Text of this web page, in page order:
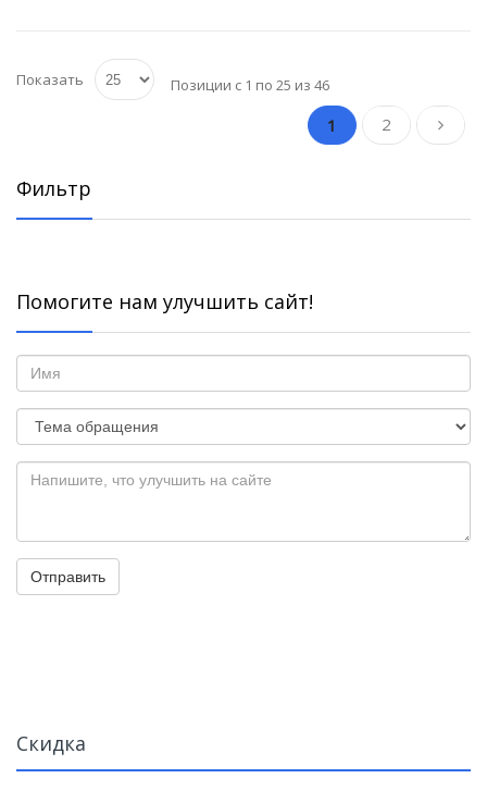
Показать Позиции с 1 по 25 из 46
1 2
Фильтр
Помогите нам улучшить сайт!
Отправить
Скидка